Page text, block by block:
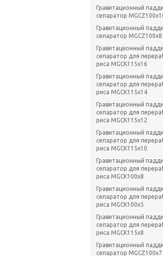
Гравитационный
сепаратор
Гравитационный
сепаратор MGCZ100x8
Гравитационный
сепаратор для
риса MGCK115x16
Гравитационный
сепаратор для
риса MGCK115x14
Гравитационный
сепаратор для
риса MGCK115x12
Гравитационный
сепаратор для
риса MGCK115x10
Гравитационный
сепаратор для
риса MGCK100x8
Гравитационный
сепаратор для
риса MGCK100x5
Гравитационный
сепаратор для
риса MGCK115x8
Гравитационный
сепаратор MGCZ100x7